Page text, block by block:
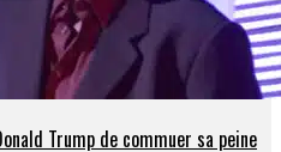
Trump de commuer sa peine